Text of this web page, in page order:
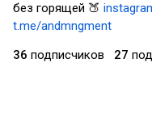
без горящей 🍑
t.me/andmngment
36 подписчиков 27